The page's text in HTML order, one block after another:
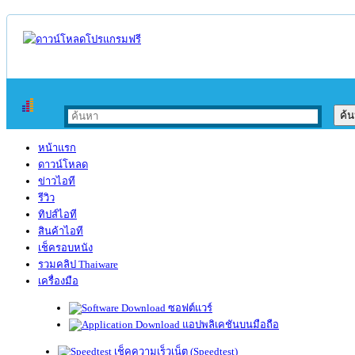
หน้าแรก
ดาวน์โหลด
ข่าวไอที
รีวิว
ทิปส์ไอที
สินค้าไอที
เช็ครอบหนัง
รวมคลิป Thaiware
เครื่องมือ
ซอฟต์แวร์
แอปพลิเคชันบนมือถือ
เช็คความเร็วเน็ต (Speedtest)